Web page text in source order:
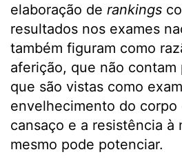
elaboração de rankings
resultados nos exames
também figuram como
aferição, que não contam
que são vistas como
envelhecimento do
cansaço e a resistência à
mesmo pode potenciar.